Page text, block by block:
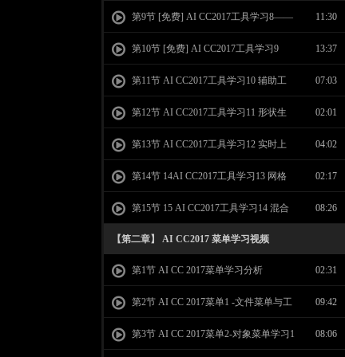
变换工具 旋转 缩放 自由变换等
第9节 [免费] AI CC2017工具学习8——
图形填充描边设置 渐变色设置学习
11:30
第10节 [免费] AI CC2017工具学习9
——图形属性学习 宽高描边 对齐分布等
13:37
第11节 AI CC2017工具学习10 辅助工
具-吸管 度量 切片 画板工具 放大镜 手形学
习
07:03
第12节 AI CC2017工具学习11 形状生
成工具
02:01
第13节 AI CC2017工具学习12 实时上
色工具，实时上色选择工具
04:02
第14节 14AI CC2017工具学习13 网格
工具
02:17
第15节 15 AI CC2017工具学习14 混合
工具和工具学习总结
08:26
【第二章】 AI CC2017 菜单学习视频
第1节 AI CC 2017菜单学习分析 02:31
第2节 AI CC 2017菜单1 -文件菜单与工
具菜单
09:42
第3节 AI CC 2017菜单2-对象菜单学习1 08:06